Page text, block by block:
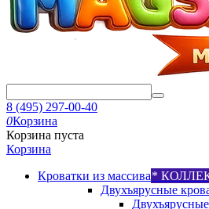
8 (495) 297-00-40
0Корзина
Корзина пуста
Корзина
Кроватки из массива*
Двухъярусные